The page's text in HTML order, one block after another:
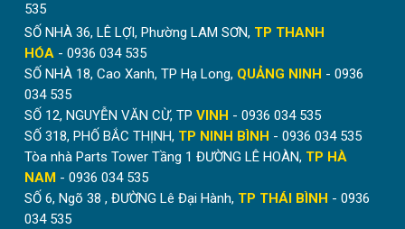
Bán đúng theo giá quy định, chúng tôi cam kết không
bán giá cao hơn và cũng không bán rẻ hơn cho khách
hàng. Giá trên remnganphonghoaphat.com là giá đã
thống nhất và được niêm yết trên website gửi đến quý
khách hàng.
Chính sách bảo hành 2 đên 12 năm tùy theo từng loại
giàn phơi. Trong thời gian bảo hành quý khách không
phải trả thêm bất kỳ chi phí nào khác. Vì vậy khi lắp đặt
hoàn thiện xin quý khách giữ lại phiếu thu kiêm phiếu
bảo hành để được hưởng dịch vụ bảo hành tốt nhất
535
SỐ NHÀ 36, LÊ LỢI, Phường LAM SƠN, TP THANH
HÓA - 0936 034 535
SỐ NHÀ 18, Cao Xanh, TP Hạ Long, QUẢNG NINH - 0936
034 535
SỐ 12, NGUYỄN VĂN CỪ, TP VINH - 0936 034 535
SỐ 318, PHỐ BẮC THỊNH, TP NINH BÌNH - 0936 034 535
Tòa nhà Parts Tower Tầng 1 ĐƯỜNG LÊ HOÀN, TP HÀ
NAM - 0936 034 535
SỐ 6, Ngõ 38 , ĐƯỜNG Lê Đại Hành, TP THÁI BÌNH - 0936
034 535